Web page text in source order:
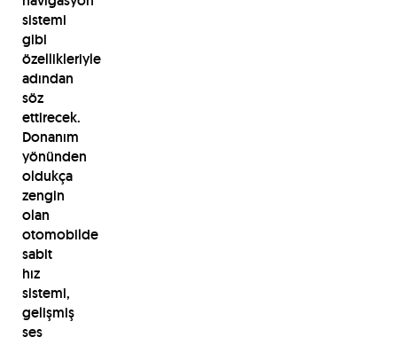
sistemi
gibi
özellikleriyle
adından
söz
ettirecek.
Donanım
yönünden
oldukça
zengin
olan
otomobilde
sabit
hız
sistemi,
gelişmiş
ses